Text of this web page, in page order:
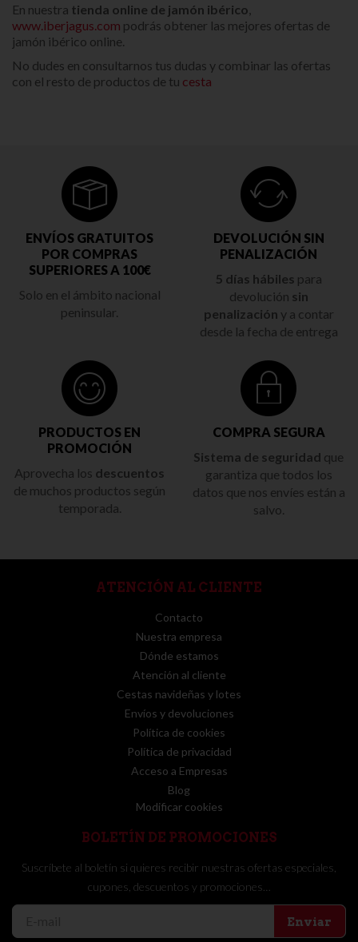
En nuestra tienda online de jamón ibérico
www.iberjagus.com podrás obtener las mejores ofertas de
jamón ibérico online.
No dudes en consultarnos tus dudas y combinar las ofertas
con el resto de productos de tu cesta
ENVÍOS GRATUITOS
POR COMPRAS
SUPERIORES A 100€
Solo en el ámbito nacional
peninsular.
DEVOLUCIÓN SIN
PENALIZACIÓN
5 días hábiles para
devolución sin
penalización y a contar
desde la fecha de entrega
PRODUCTOS EN
PROMOCIÓN
Aprovecha los descuentos
de muchos productos según
temporada.
COMPRA SEGURA
Sistema de seguridad que
garantiza que todos los
datos que nos envíes están a
salvo.
ATENCIÓN AL CLIENTE
Contacto
Nuestra empresa
Dónde estamos
Atención al cliente
Cestas navideñas y lotes
Envíos y devoluciones
Política de cookies
Política de privacidad
Acceso a Empresas
Blog
Modificar cookies
BOLETÍN DE PROMOCIONES
Suscríbete al boletín si quieres recibir nuestras ofertas especiales,
cupones, descuentos y promociones…
Enviar